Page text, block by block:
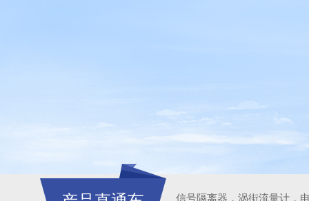
信号隔离器，涡街流量计，